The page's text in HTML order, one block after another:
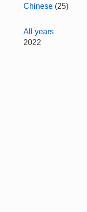
Chinese (25)
All years
2022